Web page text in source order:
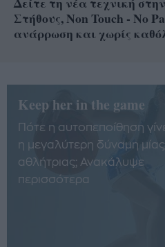
Στήθους, Non Touch - No
ανάρρωση και χωρίς
Keep her in the game
Πότε η αυτοπεποίθηση
η μεγαλύτερη δύναμη μίας
αθλήτριας; Ανακάλυψε
περισσότερα